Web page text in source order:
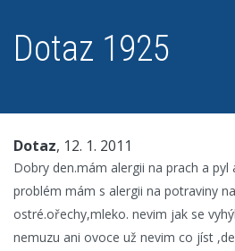
Dotaz 1925
Dotaz, 12. 1. 2011
Dobry den.mám alergii na prach a pyl
problém mám s alergii na potraviny
ostré.ořechy,mleko. nevim jak se
nemuzu ani ovoce už nevim co jíst